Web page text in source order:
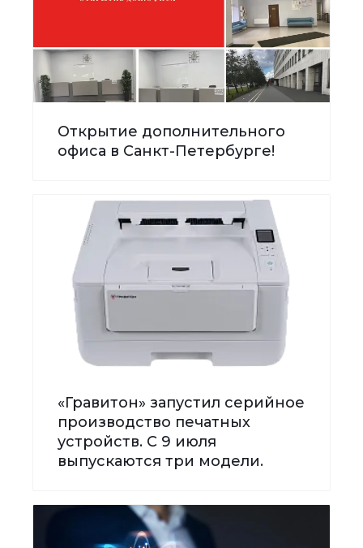
Открытие дополнительного
офиса в Санкт-Петербурге!
«Гравитон» запустил серийное
производство печатных
устройств. С 9 июля
выпускаются три модели.